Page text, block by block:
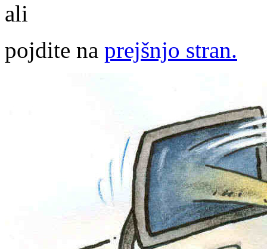
ali
pojdite na prejšnjo stran.